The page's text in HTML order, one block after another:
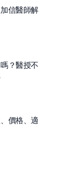
信醫師解
？醫授不
價格、適